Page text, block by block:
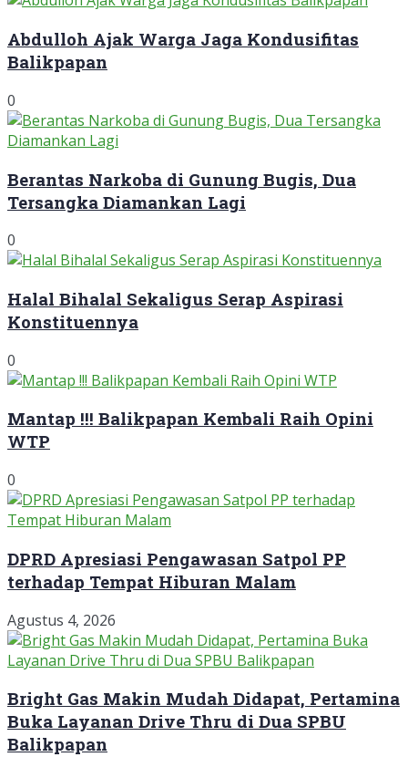
Abdulloh Ajak Warga Jaga Kondusifitas
Balikpapan
0
Berantas Narkoba di Gunung Bugis, Dua
Tersangka Diamankan Lagi
0
Halal Bihalal Sekaligus Serap Aspirasi
Konstituennya
0
Mantap !!! Balikpapan Kembali Raih Opini
WTP
0
DPRD Apresiasi Pengawasan Satpol PP
terhadap Tempat Hiburan Malam
Agustus 4, 2026
Bright Gas Makin Mudah Didapat, Pertamina
Buka Layanan Drive Thru di Dua SPBU
Balikpapan